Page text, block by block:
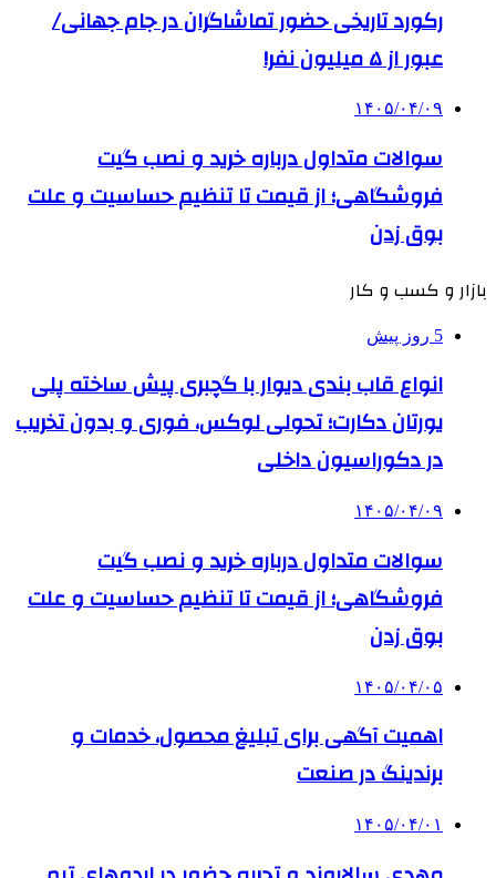
رکورد تاریخی حضور تماشاگران در جام جهانی/
عبور از ۵ میلیون نفر!
۱۴۰۵/۰۴/۰۹
سوالات متداول درباره خرید و نصب گیت
فروشگاهی؛ از قیمت تا تنظیم حساسیت و علت
بوق زدن
بازار و کسب و کار
5 روز پیش
انواع قاب بندی دیوار با گچبری پیش ساخته پلی
یورتان دکارت؛ تحولی لوکس، فوری و بدون تخریب
در دکوراسیون داخلی
۱۴۰۵/۰۴/۰۹
سوالات متداول درباره خرید و نصب گیت
فروشگاهی؛ از قیمت تا تنظیم حساسیت و علت
بوق زدن
۱۴۰۵/۰۴/۰۵
اهمیت آگهی برای تبلیغ محصول، خدمات و
برندینگ در صنعت
۱۴۰۵/۰۴/۰۱